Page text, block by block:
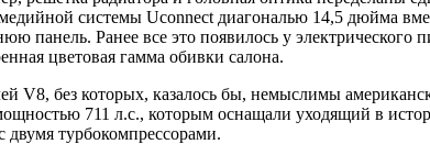
системы Uconnect диагональю 14,5 дюйма
панель. Ранее все это появилось у
цветовая гамма обивки салона.
V8, без которых, казалось бы, немыслимы
711 л.с., которым оснащали уходящий в
турбокомпрессорами.